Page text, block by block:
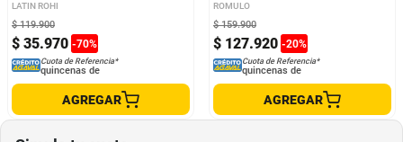
INFORMAL LATIN_ROHI MUJER
LR7678
INFORMAL ROMULO MUJER 3793